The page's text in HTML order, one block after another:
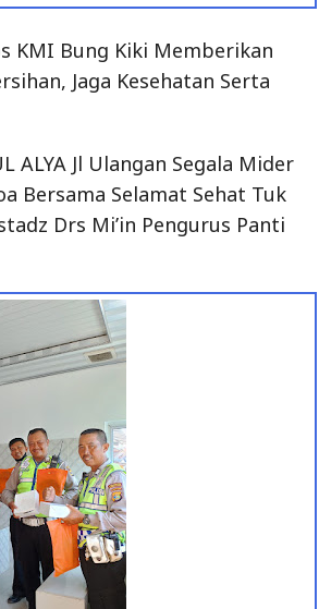
KMI Bung Kiki Memberikan
Jaga Kesehatan Serta
ALYA Jl Ulangan Segala Mider
Bersama Selamat Sehat Tuk
Drs Mi’in Pengurus Panti